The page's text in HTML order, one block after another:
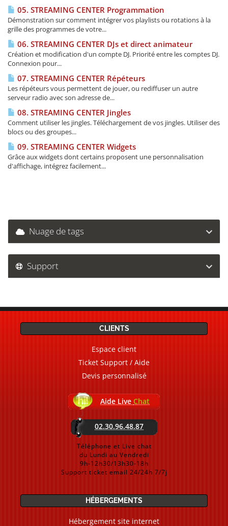
05. STREAMING CENTER Programmation
Démonstration sur comment intégrer vos playlists ou rotations à la
grille des programmes de votre...
06. STREAMING CENTER DJs et direct animateur
Création et modification d'un compte DJ. Priorité entre les comptes DJ.
Connexion pour...
07. STREAMING CENTER Répéteurs
Les répéteurs vous permettent de jouer, ou rediffuser un autre
serveur radio avec son adresse de...
08. STREAMING CENTER Jingles
Comment utiliser les jingles. Téléchargement de vos jingles. Utiliser des
blocs ou des groupes...
09. STREAMING CENTER Widgets
Grâce aux widgets dont certains proposent une personnalisation
d'affichage, intégrez facilement...
Nuage de tags
Support
CLIENTS
Espace client
Ticket Support / Aide
Devis personnalisé
Aide Live Chat
02.30.96.48.87
Téléphone et Live chat
du Lundi au Vendredi
9h-12h30/13h30-18h
Support ticket email 24/24h 7/7j
HÉBERGEMENTS
Hébergement site internet